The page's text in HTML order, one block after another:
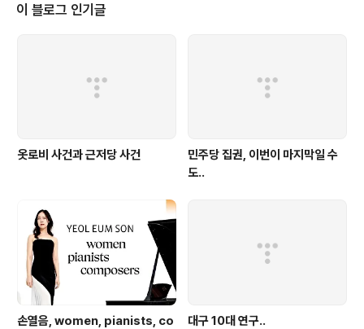
이 블로그 인기글
옷로비 사건과 근저당 사건
민주당 집권, 이번이 마지막일 수
도..
손열음, women, pianists, co
대구 10대 연구..